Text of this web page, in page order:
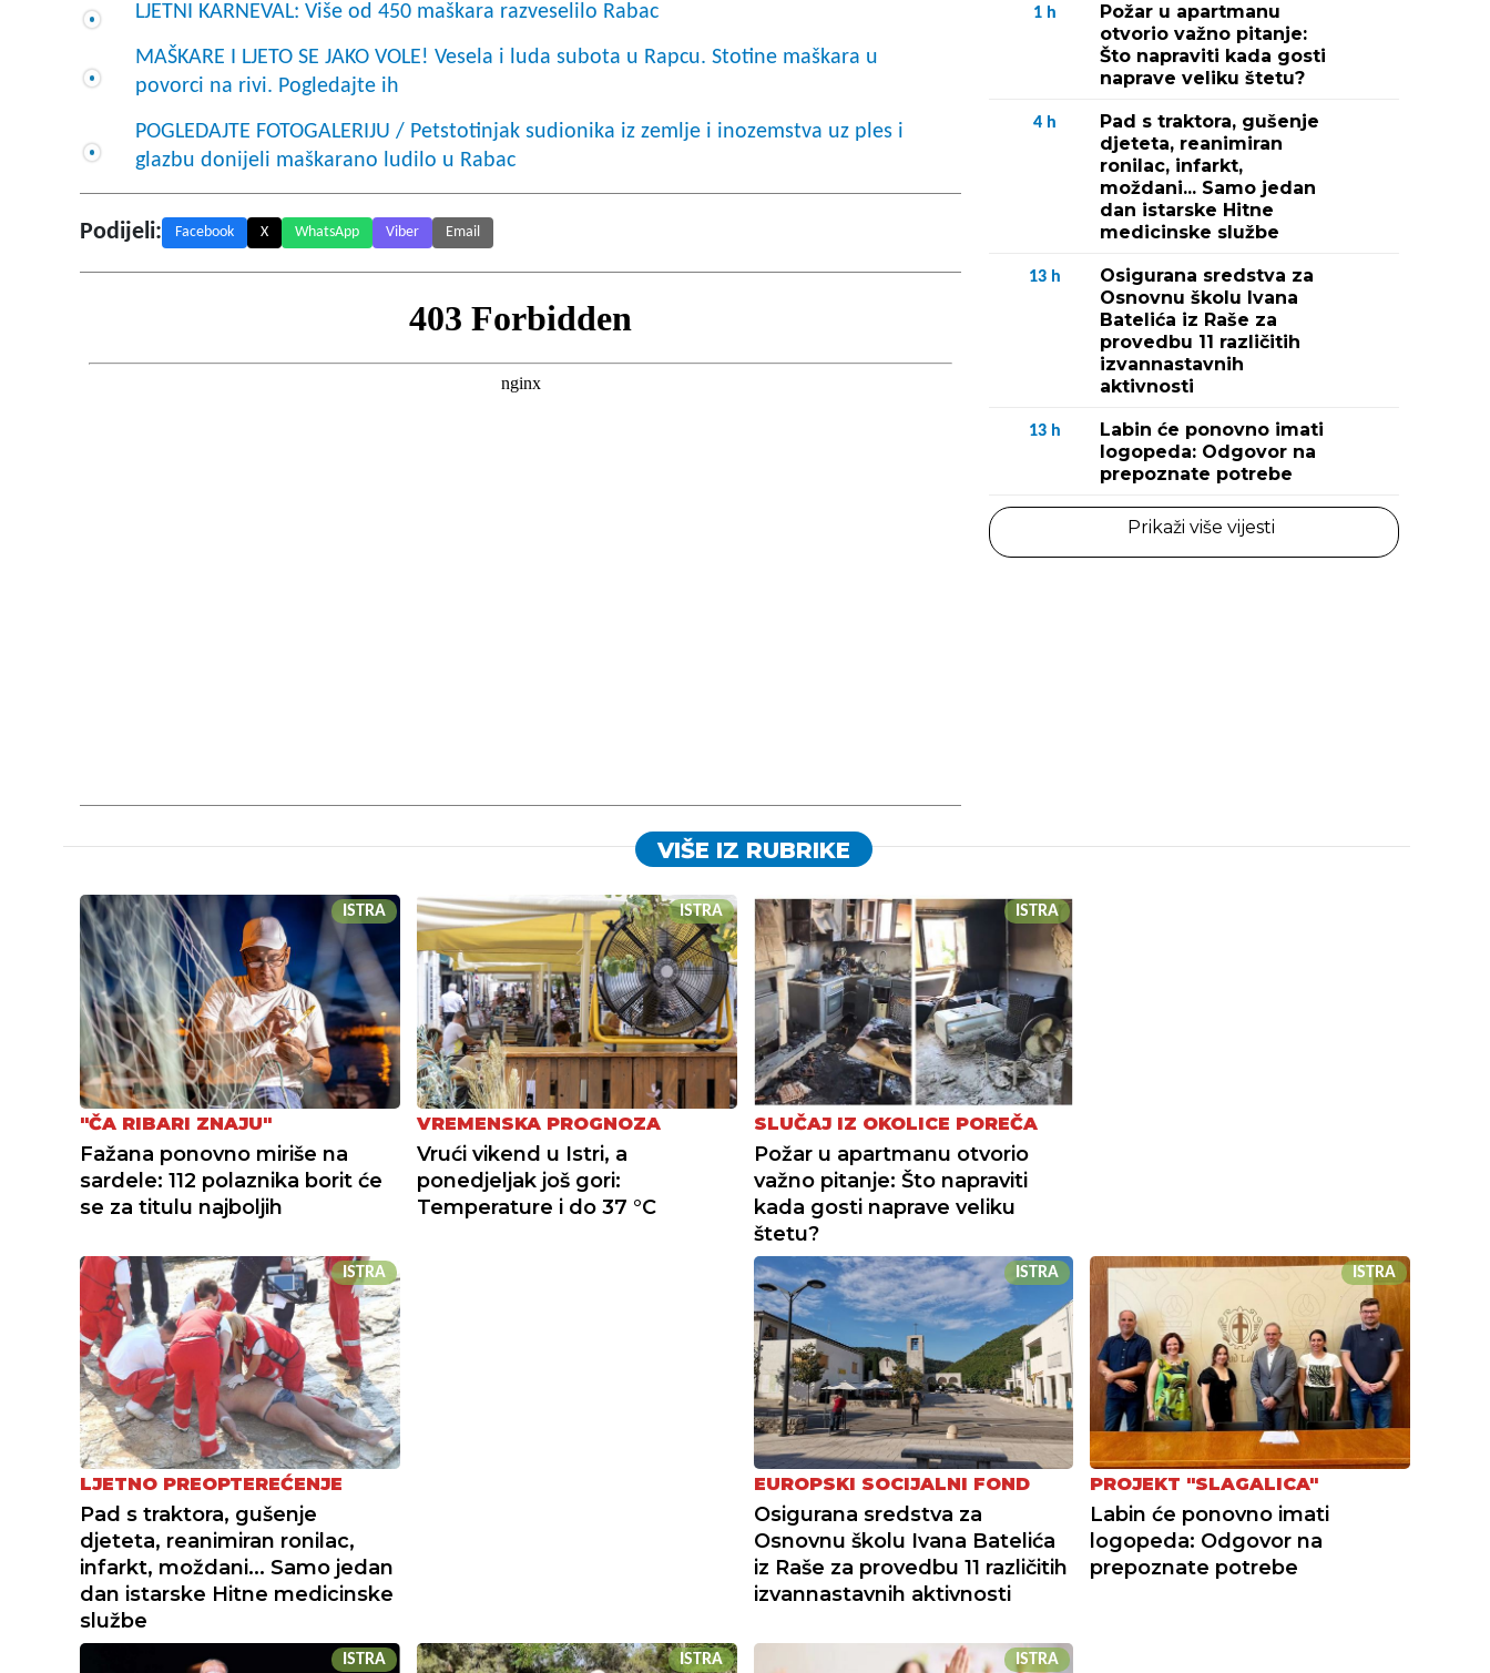
LJETNI KARNEVAL: Više od 450 maškara razveselilo Rabac
MAŠKARE I LJETO SE JAKO VOLE! Vesela i luda subota u Rapcu. Stotine maškara u
povorci na rivi. Pogledajte ih
POGLEDAJTE FOTOGALERIJU / Petstotinjak sudionika iz zemlje i inozemstva uz ples i
glazbu donijeli maškarano ludilo u Rabac
Podijeli: Facebook X WhatsApp Viber Email
1 h
Požar u apartmanu
otvorio važno pitanje:
Što napraviti kada gosti
naprave veliku štetu?
4 h
Pad s traktora, gušenje
djeteta, reanimiran
ronilac, infarkt,
moždani... Samo jedan
dan istarske Hitne
medicinske službe
13 h
Osigurana sredstva za
Osnovnu školu Ivana
Batelića iz Raše za
provedbu 11 različitih
izvannastavnih
aktivnosti
13 h
Labin će ponovno imati
logopeda: Odgovor na
prepoznate potrebe
Prikaži više vijesti
VIŠE IZ RUBRIKE
ISTRA
"ČA RIBARI ZNAJU"
Fažana ponovno miriše na
sardele: 112 polaznika borit će
se za titulu najboljih
ISTRA
VREMENSKA PROGNOZA
Vrući vikend u Istri, a
ponedjeljak još gori:
Temperature i do 37 °C
ISTRA
SLUČAJ IZ OKOLICE POREČA
Požar u apartmanu otvorio
važno pitanje: Što napraviti
kada gosti naprave veliku
štetu?
ISTRA
LJETNO PREOPTEREĆENJE
Pad s traktora, gušenje
djeteta, reanimiran ronilac,
infarkt, moždani... Samo jedan
dan istarske Hitne medicinske
službe
ISTRA
EUROPSKI SOCIJALNI FOND
Osigurana sredstva za
Osnovnu školu Ivana Batelića
iz Raše za provedbu 11 različitih
izvannastavnih aktivnosti
ISTRA
PROJEKT "SLAGALICA"
Labin će ponovno imati
logopeda: Odgovor na
prepoznate potrebe
ISTRA ISTRA ISTRA